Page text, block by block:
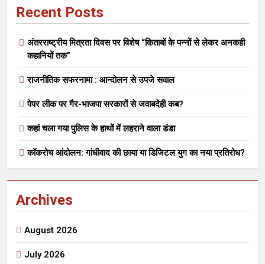
Recent Posts
अंतरराष्ट्रीय मित्रता दिवस पर विशेष “किताबों के पन्नों से लेकर अनकही
कहानियों तक”
राजनीतिक सफरनामा : आन्दोलन से उपजे सवाल
पेपर लीक पर गैर-भाजपा सरकारों से जवाबदेही कब?
कहां चला गया पुलिस के हाथों में लहराने वाला डंडा
कॉकरोच आंदोलन: गांधीवाद की छाया या डिजिटल युग का नया प्रतिरोध?
Archives
August 2026
July 2026